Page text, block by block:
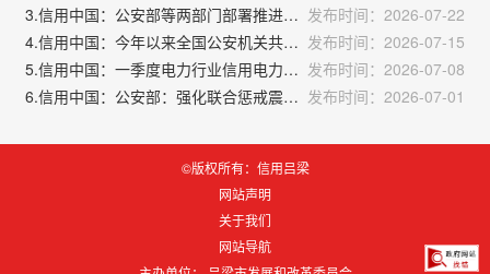
3.信用中国：公安部等两部门部署推进打击防范文物犯罪专项行动 发布时间：2026-07-22
4.信用中国：今年以来全国公安机关共查处网络谣言案8000余起 发布时间：2026-07-15
5.信用中国：一季度电力行业信用电力指数同比小幅增长 发布时间：2026-07-08
6.信用中国：公安部：强化联合惩戒震慑电诈“工具人” 发布时间：2026-07-01
©版权所有：信用吕梁
网站声明
关于我们
网站导航